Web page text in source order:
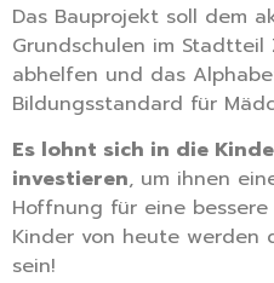
Das Bauprojekt soll dem
Grundschulen im
abhelfen und das
Bildungsstandard für
Es lohnt sich in die
investieren, um ihnen
Hoffnung für eine
Kinder von heute werden
sein!